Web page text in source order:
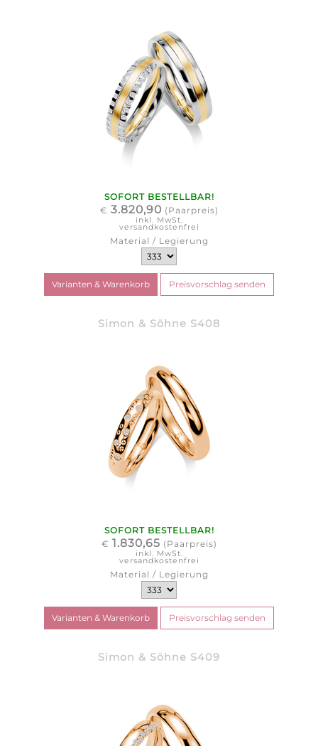
SOFORT BESTELLBAR!
€ 3.820,90 (Paarpreis)
inkl. MwSt.
versandkostenfrei
Material / Legierung
Simon & Söhne S408
SOFORT BESTELLBAR!
€ 1.830,65 (Paarpreis)
inkl. MwSt.
versandkostenfrei
Material / Legierung
Simon & Söhne S409